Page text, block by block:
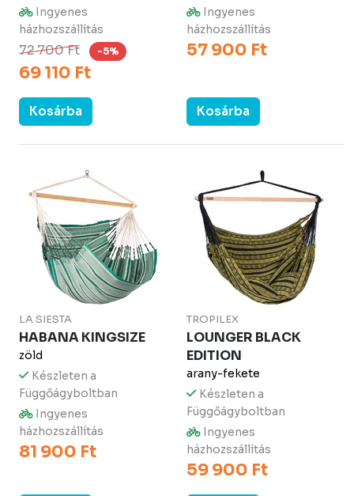
Ingyenes
házhozszállítás
72 700 Ft -5%
69 110 Ft
Kosárba
Ingyenes
házhozszállítás
57 900 Ft
Kosárba
LA SIESTA
HABANA KINGSIZE
zöld
Készleten a
Függőágyboltban
Ingyenes
házhozszállítás
81 900 Ft
TROPILEX
LOUNGER BLACK
EDITION
arany-fekete
Készleten a
Függőágyboltban
Ingyenes
házhozszállítás
59 900 Ft